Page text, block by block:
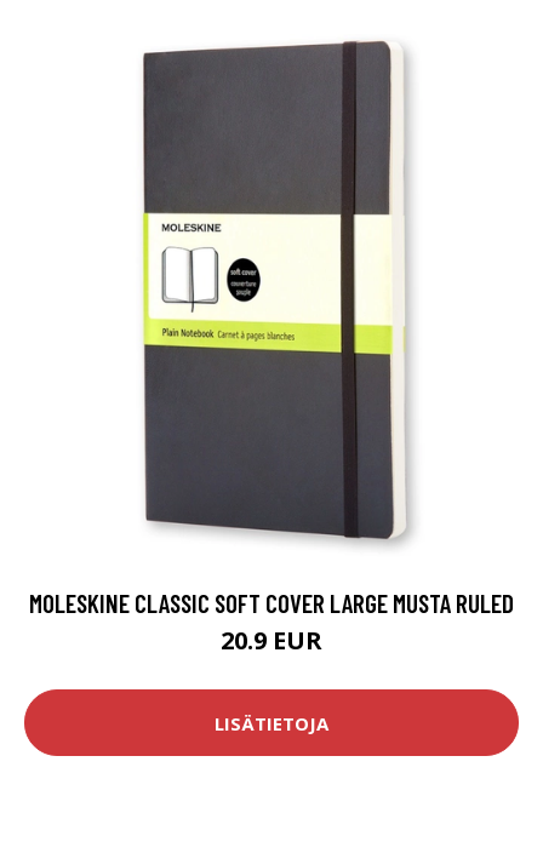
MOLESKINE CLASSIC SOFT COVER LARGE MUSTA RULED
20.9 EUR
LISÄTIETOJA